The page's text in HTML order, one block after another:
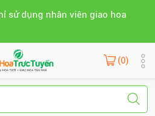
sử dụng nhân viên giao hoa
(0)